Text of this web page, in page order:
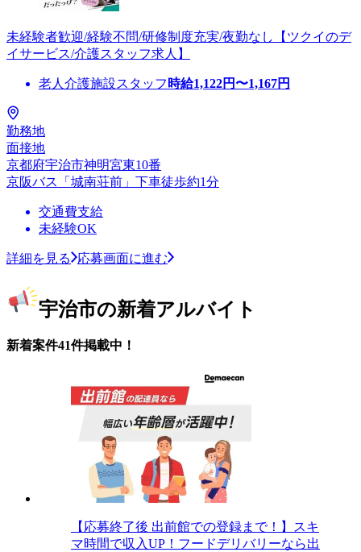
未経験者歓迎/経験不問/研修制度充実/夜勤なし【ツクイのデ
イサービス/介護スタッフ求人】
老人介護施設スタッフ 時給1,122円〜1,167円
勤務地
面接地
京都府宇治市神明宮東10番
京阪バス「城南荘前」下車徒歩約1分
交通費支給
未経験OK
詳細を見る 応募画面に進む
宇治市の新着アルバイト
新着案件41件掲載中！
【応募終了後 出前館での登録まで！】スキ
マ時間で収入UP！フードデリバリーなら出